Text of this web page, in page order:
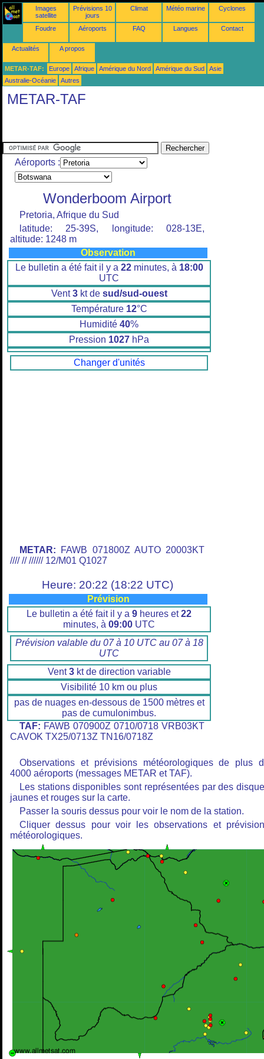
Images
satellite
Prévisions 10
jours
Climat Météo marine Cyclones
Foudre Aéroports FAQ Langues Contact
Actualités A propos
METAR-TAF: Europe Afrique Amérique du Nord Amérique du Sud
Asie
Australie-Océanie
Autres
METAR-TAF
Aéroports :
Wonderboom Airport
Pretoria, Afrique du Sud
latitude: 25-39S, longitude: 028-13E,
altitude: 1248 m
Observation
Le bulletin a été fait il y a 22minutes, à 18:00
UTC
Vent3kt de sud/sud-ouest
Température 12°C
Humidité 40%
Pression 1027 hPa
Changer d'unités
METAR: FAWB 071800Z AUTO 20003KT
//// // ////// 12/M01 Q1027
Heure: 20:22 (18:22 UTC)
Prévision
Le bulletin a été fait il y a 9 heures et22
minutes, à 09:00 UTC
Prévision valable du 07 à 10 UTC au 07 à 18
UTC
Vent3kt de direction variable
Visibilité 10 km ou plus
pas de nuages en-dessous de 1500 mètres et
pas de cumulonimbus.
TAF: FAWB 070900Z 0710/0718 VRB03KT
CAVOK TX25/0713Z TN16/0718Z
Observations et prévisions météorologiques de plus
4000 aéroports (messages METAR et TAF).
Les stations disponibles sont représentées par des
jaunes et rouges sur la carte.
Passer la souris dessus pour voir le nom de la station.
Cliquer dessus pour voir les observations et
météorologiques.